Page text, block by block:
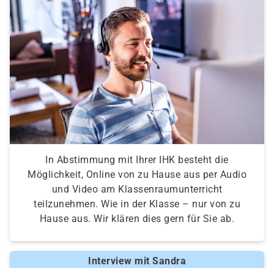
In Abstimmung mit Ihrer IHK besteht die
Möglichkeit, Online von zu Hause aus per Audio
und Video am Klassenraumunterricht
teilzunehmen. Wie in der Klasse – nur von zu
Hause aus. Wir klären dies gern für Sie ab.
Interview mit Sandra